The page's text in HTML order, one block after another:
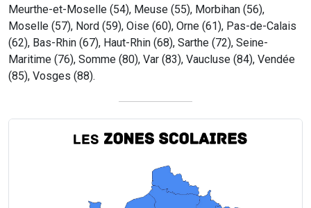
Meurthe-et-Moselle (54), Meuse (55), Morbihan (56),
Moselle (57), Nord (59), Oise (60), Orne (61), Pas-de-Calais
(62), Bas-Rhin (67), Haut-Rhin (68), Sarthe (72), Seine-
Maritime (76), Somme (80), Var (83), Vaucluse (84), Vendée
(85), Vosges (88).